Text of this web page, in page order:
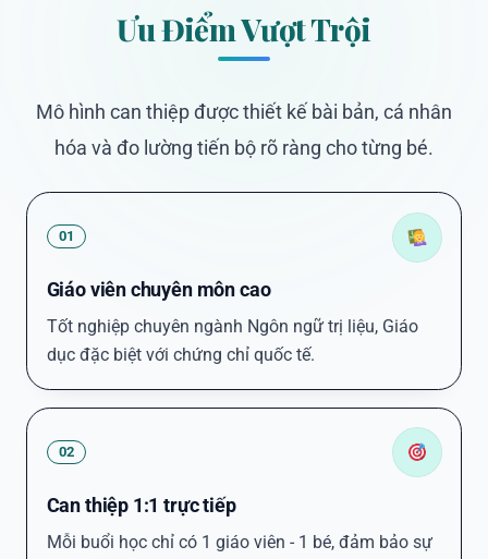
Ưu Điểm Vượt Trội
Mô hình can thiệp được thiết kế bài bản, cá nhân
hóa và đo lường tiến bộ rõ ràng cho từng bé.
01
Giáo viên chuyên môn cao
Tốt nghiệp chuyên ngành Ngôn ngữ trị liệu, Giáo
dục đặc biệt với chứng chỉ quốc tế.
02
Can thiệp 1:1 trực tiếp
Mỗi buổi học chỉ có 1 giáo viên - 1 bé, đảm bảo sự